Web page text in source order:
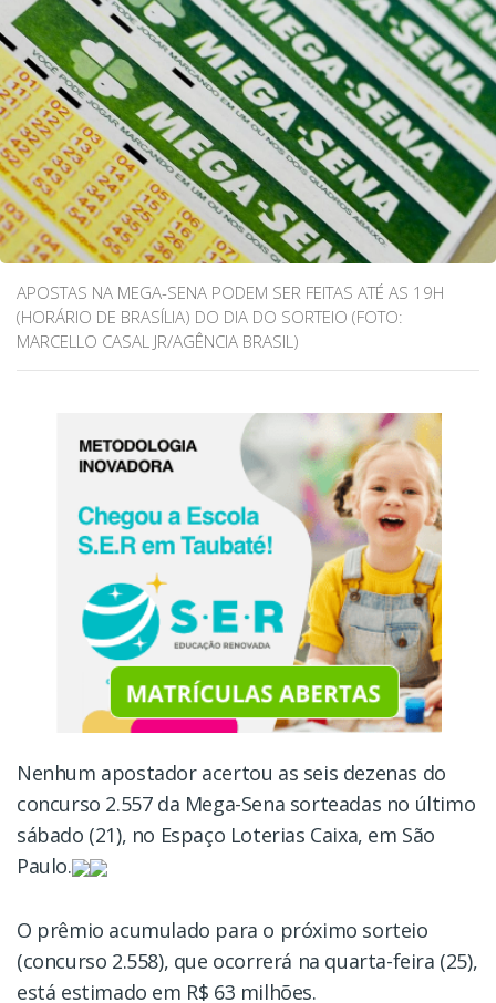
APOSTAS NA MEGA-SENA PODEM SER FEITAS ATÉ AS 19H
(HORÁRIO DE BRASÍLIA) DO DIA DO SORTEIO (FOTO:
MARCELLO CASAL JR/AGÊNCIA BRASIL)
Nenhum apostador acertou as seis dezenas do
concurso 2.557 da Mega-Sena sorteadas no último
sábado (21), no Espaço Loterias Caixa, em São
Paulo.
O prêmio acumulado para o próximo sorteio
(concurso 2.558), que ocorrerá na quarta-feira (25),
está estimado em R$ 63 milhões.